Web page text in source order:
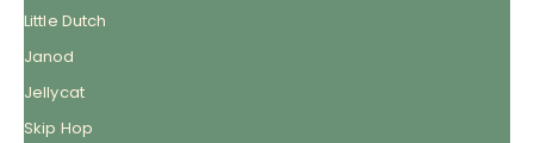
Little Dutch
Janod
Jellycat
Skip Hop